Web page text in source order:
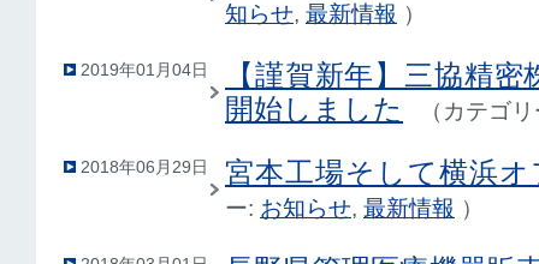
知らせ, 最新情報 ）
2019年01月04日
【謹賀新年】三協精
開始しました
（ カテゴ
2018年06月29日 宮本工場そして横浜
ー: お知らせ, 最新情報 ）